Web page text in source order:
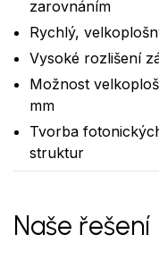
zarovnáním
Rychlý,
Vysoké rozlišení
Možnost
mm
Tvorba
struktur
Naše řešení